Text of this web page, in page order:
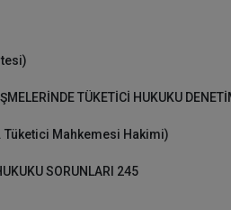
TÜKETİCİ HUKUKU
Tüketici Mahkemesi Hakimi)
SORUNLARI 245